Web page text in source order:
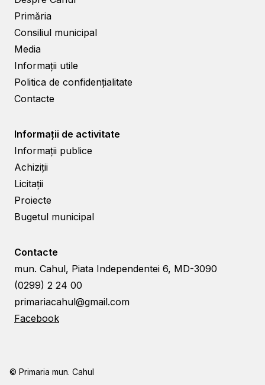
Primăria
Consiliul municipal
Media
Informații utile
Politica de confidențialitate
Contacte
Informații de activitate
Informații publice
Achiziții
Licitații
Proiecte
Bugetul municipal
Contacte
mun. Cahul, Piata Independentei 6, MD-3090
(0299) 2 24 00
primariacahul@gmail.com
Facebook
© Primaria mun. Cahul